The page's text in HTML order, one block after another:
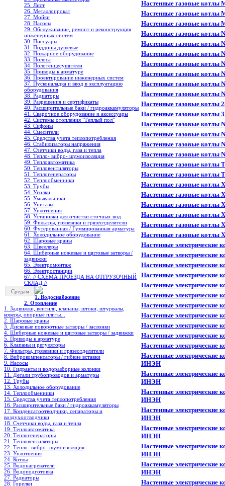
25. Лист
26. Металлопрокат
27. Мойки
28. Насосы
29. Обслуживание, ремонт и реконструкция
инженерных систем
30. Писсуары
31. Поддоны душевые
32. Пожарное оборудование
33. Полоса
34. Полотенцесушители
35. Приводы к арматуре
36. Проектирование инженерных систем
37. Пусконаладка и ввод в эксплуатацию
оборудования
38. Радиаторы
39. Разрешения и сертификаты
40. Расширительные баки / гидроаккамуляторы
41. Сварочное оборудование и аксессуары
42. Системы отопления "Теплый пол"
43. Сифоны
44. Смесители
45. Средства учета теплопотребления
46. Стабилизаторы напряжения
47. Счетчики воды, газа и тепла
48. Тепло- вибро- шумоизоляция
49. Теплоавтоматика
50. Тепловентиляторы
51. Теплогенераторы
52. Теплообменники
53. Трубы
54. Уголки
55. Умывальники
56. Унитазы
57. Уплотнения
58. Установки для очистки сточных вод
59. Фильтры, грязевики и грязеотделители
60. Футерованная / Гуммированная арматура
61. Холодильное oборудование
62. Шаровые краны
63. Швеллеры
64. Шиберные ножевые и щитовые затворы /
задвижки
65. Электромонтаж
66. Электростанции
67. // СХЕМА ПРОЕЗДА НА ОТГРУЗОЧНЫЙ
СКЛАД //
Средам
1. Водоснабжение
2. Отопление
1. Задвижки, вентили, клапаны, штоки, штурвалы,
коверы, опорные плиты...
2. Шаровые краны
3. Дисковые поворотные затворы / заслонки
4. Шиберные ножевые и щитовые затворы / задвижки
5. Приводы к арматуре
6. Клапаны и регуляторы
7. Фильтры, грязевики и грязеотделители
8. Виброкомпенсаторы / гибкие вставки
9. Насосы
10. Гидранты и водоразборные колонки
11. Детали трубопроводов и арматуры
12. Трубы
13. Холодильное oборудование
14. Теплообменники
15. Средства учета теплопотребления
16. Расширительные баки / гидроаккамуляторы
17. Конденсатоотводчики, сепараторы и
воздухоотводчики
18. Счетчики воды, газа и тепла
19. Теплоавтоматика
20. Теплогенераторы
21. Тепловентиляторы
22. Тепло- вибро- шумоизоляция
23. Уплотнения
24. Котлы
25. Водонагреватели
26. Водоподготовка
27. Радиаторы
28. Горелки
Настенные газовые котлы
Настенные газовые котлы
Настенные газовые котлы
Настенные газовые котлы
Настенные газовые котлы
Настенные газовые котлы
Настенные газовые котлы
Настенные газовые котлы
Настенные газовые котлы
Настенные газовые котлы
Настенные газовые котлы
Настенные газовые котлы
Настенные газовые котлы
Настенные газовые котлы
Настенные газовые котлы
Настенные газовые котлы
Настенные газовые котлы
Настенные газовые котлы
Настенные газовые котлы
Настенные газовые котлы
Настенные газовые котлы
Настенные газовые котлы
Настенные газовые котлы
Настенные газовые котлы
Настенные электрические
Настенные электрические
Настенные электрические
Настенные электрические
Настенные электрические
Настенные электрические
Настенные электрические
Настенные электрические
Настенные электрические
Настенные электрические
Настенные электрические
Настенные электрические
ИНЭН
Настенные электрические
ИНЭН
Настенные электрические
ИНЭН
Настенные электрические
ИНЭН
Настенные электрические
ИНЭН
Настенные электрические
ИНЭН
Настенные электрические
ИНЭН
Настенные электрические